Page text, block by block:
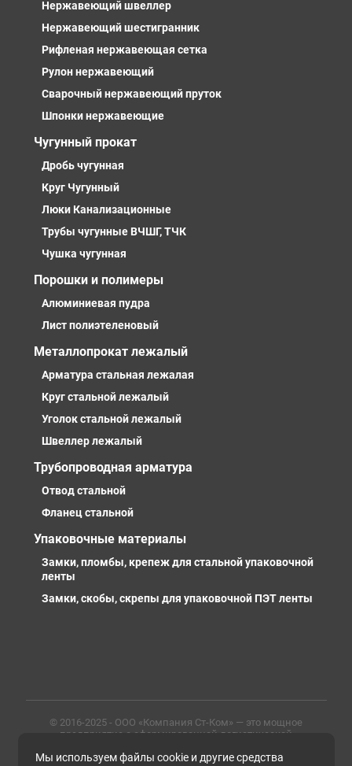
Нержавеющий швеллер
Нержавеющий шестигранник
Рифленая нержавеющая сетка
Рулон нержавеющий
Сварочный нержавеющий пруток
Шпонки нержавеющие
Чугунный прокат
Дробь чугунная
Круг Чугунный
Люки Канализационные
Трубы чугунные ВЧШГ, ТЧК
Чушка чугунная
Порошки и полимеры
Алюминиевая пудра
Лист полиэтеленовый
Металлопрокат лежалый
Арматура стальная лежалая
Круг стальной лежалый
Уголок стальной лежалый
Швеллер лежалый
Трубопроводная арматура
Отвод стальной
Фланец стальной
Упаковочные материалы
Замки, пломбы, крепеж для стальной упаковочной
ленты
Замки, скобы, скрепы для упаковочной ПЭТ ленты
© 2016-2025 - ООО «Компания Ст-Ком» — это мощное
предприятие с сформированной логистической
профессиональными сотрудниками. Предлагаем
Мы используем файлы cookie и другие средства